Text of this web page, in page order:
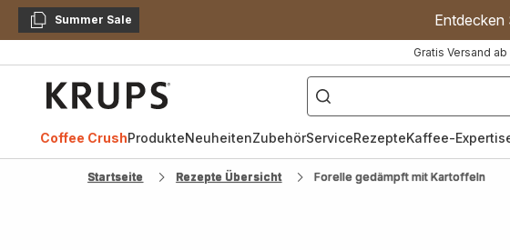
KopierenSummer Sale Entdecken
Gratis Versand ab
Coffee CrushProdukteNeuheitenZubehörServiceRezepteKaffee-
Startseite Rezepte Übersicht Forelle gedämpft mit Kartoffeln